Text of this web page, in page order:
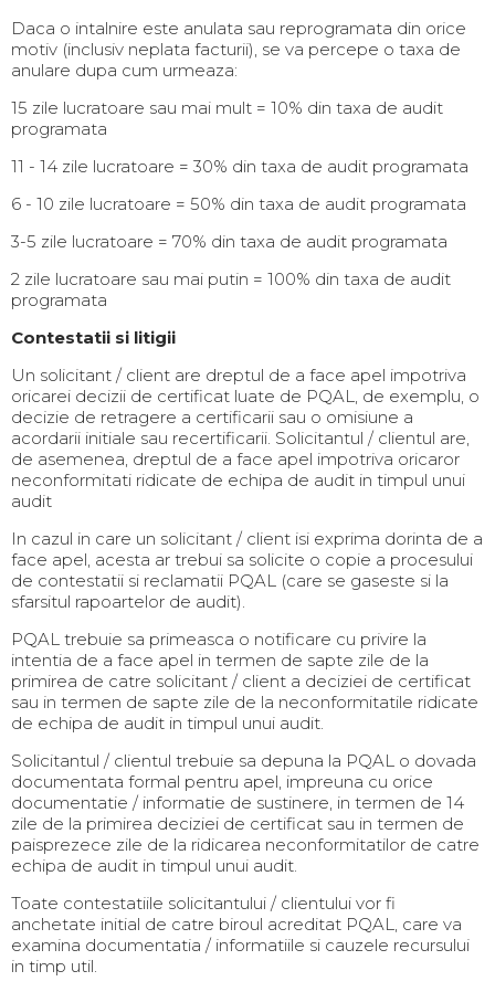
Daca o intalnire este anulata sau reprogramata din orice
motiv (inclusiv neplata facturii), se va percepe o taxa de
anulare dupa cum urmeaza:
15 zile lucratoare sau mai mult = 10% din taxa de audit
programata
11 - 14 zile lucratoare = 30% din taxa de audit programata
6 - 10 zile lucratoare = 50% din taxa de audit programata
3-5 zile lucratoare = 70% din taxa de audit programata
2 zile lucratoare sau mai putin = 100% din taxa de audit
programata
Contestatii si litigii
Un solicitant / client are dreptul de a face apel impotriva
oricarei decizii de certificat luate de PQAL, de exemplu, o
decizie de retragere a certificarii sau o omisiune a
acordarii initiale sau recertificarii. Solicitantul / clientul are,
de asemenea, dreptul de a face apel impotriva oricaror
neconformitati ridicate de echipa de audit in timpul unui
audit
In cazul in care un solicitant / client isi exprima dorinta de a
face apel, acesta ar trebui sa solicite o copie a procesului
de contestatii si reclamatii PQAL (care se gaseste si la
sfarsitul rapoartelor de audit).
PQAL trebuie sa primeasca o notificare cu privire la
intentia de a face apel in termen de sapte zile de la
primirea de catre solicitant / client a deciziei de certificat
sau in termen de sapte zile de la neconformitatile ridicate
de echipa de audit in timpul unui audit.
Solicitantul / clientul trebuie sa depuna la PQAL o dovada
documentata formal pentru apel, impreuna cu orice
documentatie / informatie de sustinere, in termen de 14
zile de la primirea deciziei de certificat sau in termen de
paisprezece zile de la ridicarea neconformitatilor de catre
echipa de audit in timpul unui audit.
Toate contestatiile solicitantului / clientului vor fi
anchetate initial de catre biroul acreditat PQAL, care va
examina documentatia / informatiile si cauzele recursului
in timp util.